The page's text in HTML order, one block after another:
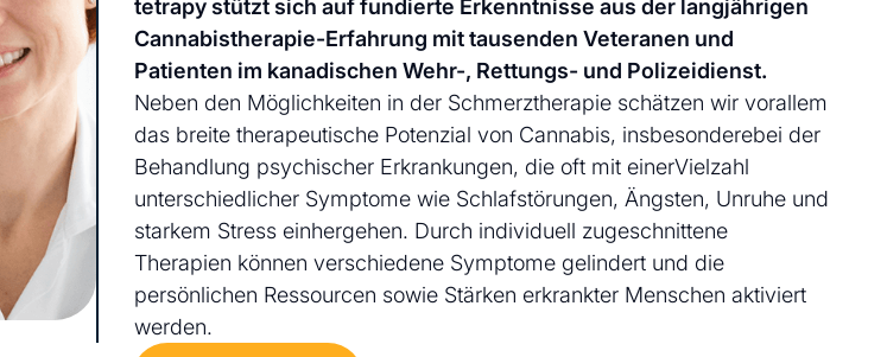
tetrapy stützt sich auf fundierte Erkenntnisse aus der langjährigen
Cannabistherapie-Erfahrung mit tausenden Veteranen und
Patienten im kanadischen Wehr-, Rettungs- und Polizeidienst.
Neben den Möglichkeiten in der Schmerztherapie schätzen wir vorallem
das breite therapeutische Potenzial von Cannabis, insbesonderebei der
Behandlung psychischer Erkrankungen, die oft mit einerVielzahl
unterschiedlicher Symptome wie Schlafstörungen, Ängsten, Unruhe und
starkem Stress einhergehen. Durch individuell zugeschnittene
Therapien können verschiedene Symptome gelindert und die
persönlichen Ressourcen sowie Stärken erkrankter Menschen aktiviert
werden.